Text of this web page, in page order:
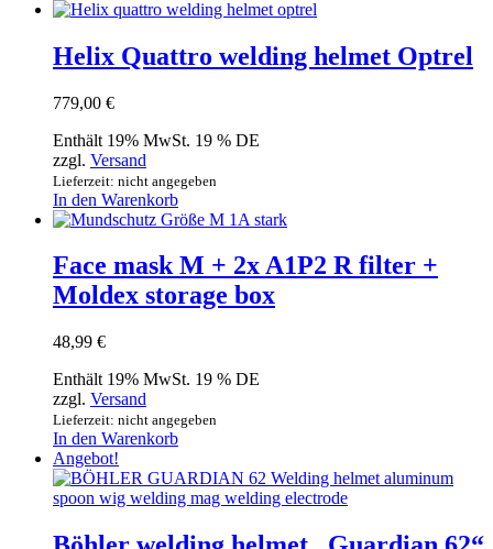
Helix Quattro welding helmet Optrel
779,00 €
Enthält 19% MwSt. 19 % DE
zzgl. Versand
Lieferzeit: nicht angegeben
In den Warenkorb
Face mask M + 2x A1P2 R filter +
Moldex storage box
48,99 €
Enthält 19% MwSt. 19 % DE
zzgl. Versand
Lieferzeit: nicht angegeben
In den Warenkorb
Angebot!